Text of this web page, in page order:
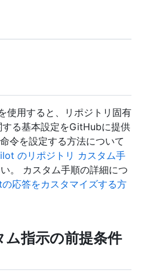
使用すると、リポジトリ固有
る基本設定をGitHubに提供
令を設定する方法について
のリポジトリ カスタム手
。 カスタム手順の詳細につ
応答をカスタマイズする方
ム指示の前提条件